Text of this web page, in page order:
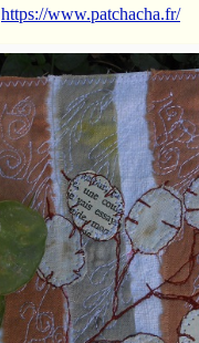
https://www.patchacha.fr/